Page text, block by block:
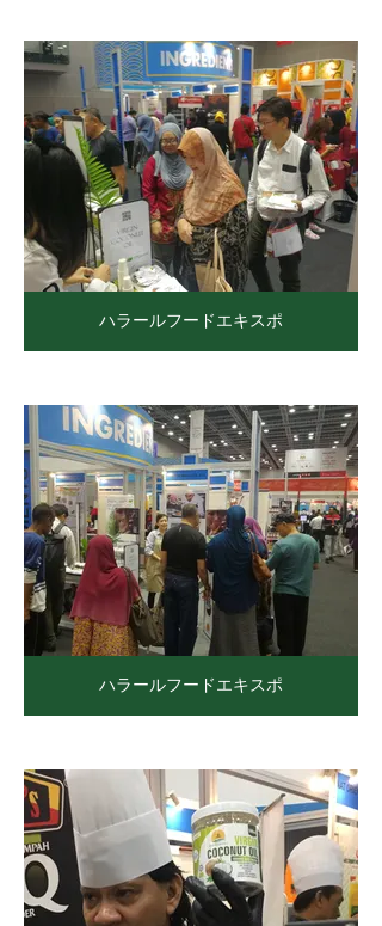
ハラールフードエキスポ
ハラールフードエキスポ